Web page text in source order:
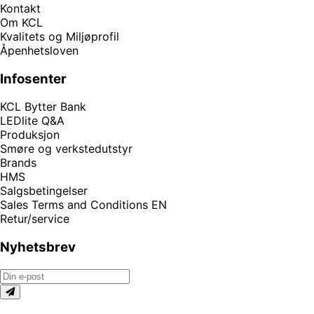
Kontakt
Om KCL
Kvalitets og Miljøprofil
Åpenhetsloven
Infosenter
KCL Bytter Bank
LEDlite Q&A
Produksjon
Smøre og verkstedutstyr
Brands
HMS
Salgsbetingelser
Sales Terms and Conditions EN
Retur/service
Nyhetsbrev